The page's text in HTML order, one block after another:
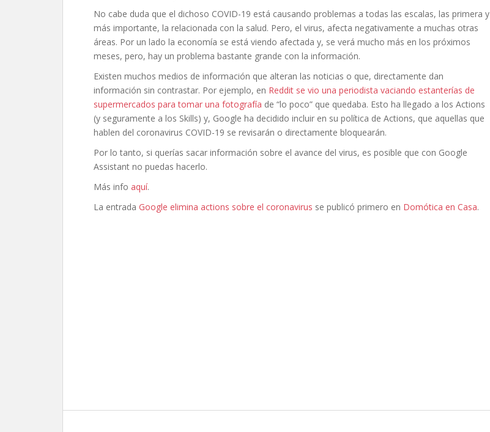
No cabe duda que el dichoso COVID-19 está causando problemas a todas las escalas, las primera y
más importante, la relacionada con la salud. Pero, el virus, afecta negativamente a muchas otras
áreas. Por un lado la economía se está viendo afectada y, se verá mucho más en los próximos
meses, pero, hay un problema bastante grande con la información.
Existen muchos medios de información que alteran las noticias o que, directamente dan
información sin contrastar. Por ejemplo, en Reddit se vio una periodista vaciando estanterías de
supermercados para tomar una fotografía de “lo poco” que quedaba. Esto ha llegado a los Actions
(y seguramente a los Skills) y, Google ha decidido incluir en su política de Actions, que aquellas que
hablen del coronavirus COVID-19 se revisarán o directamente bloquearán.
Por lo tanto, si querías sacar información sobre el avance del virus, es posible que con Google
Assistant no puedas hacerlo.
Más info aquí.
La entrada Google elimina actions sobre el coronavirus se publicó primero en Domótica en Casa.